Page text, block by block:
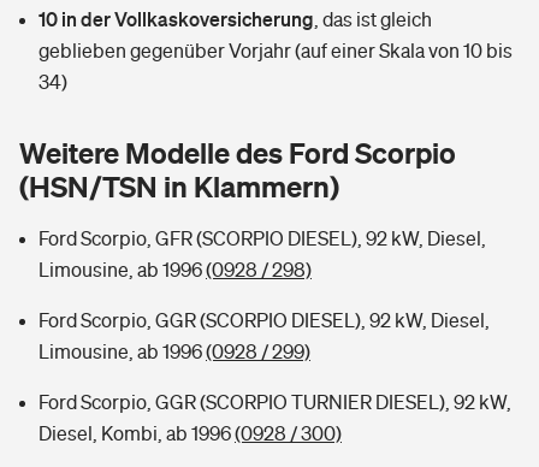
Tools
Wer versichert was: Jetzt Versicherer finden
Sie haben Fragen?
Handyversicherung
Musikinstrumentenversicherung
Zur Übersicht
Tools
Kinderunfall-Check: Mehr Sicherheit für deine Kids
Sie haben Fragen?
10 in der Vollkaskoversicherung das ist gleich
geblieben gegenüber Vorjahr (auf einer Skala von 10 bis
34)
Weitere Modelle des Ford Scorpio
(HSN/TSN in Klammern)
Ford Scorpio, GFR (SCORPIO DIESEL), 92 kW, Diesel,
Limousine, ab 1996(0928 / 298)
Ford Scorpio, GGR (SCORPIO DIESEL), 92 kW, Diesel,
Limousine, ab 1996(0928 / 299)
Ford Scorpio, GGR (SCORPIO TURNIER DIESEL), 92 kW,
Diesel, Kombi, ab 1996(0928 / 300)